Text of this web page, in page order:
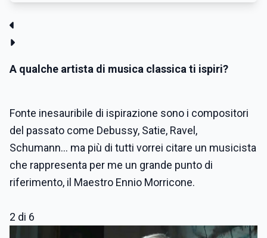
A qualche artista di musica classica ti ispiri?
Fonte inesauribile di ispirazione sono i compositori
del passato come Debussy, Satie, Ravel,
Schumann... ma più di tutti vorrei citare un musicista
che rappresenta per me un grande punto di
riferimento, il Maestro Ennio Morricone.
2 di 6